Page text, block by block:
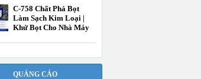
C-758 Chất Phá Bọt
Làm Sạch Kim Loại |
Khử Bọt Cho Nhà Máy
QUẢNG CÁO